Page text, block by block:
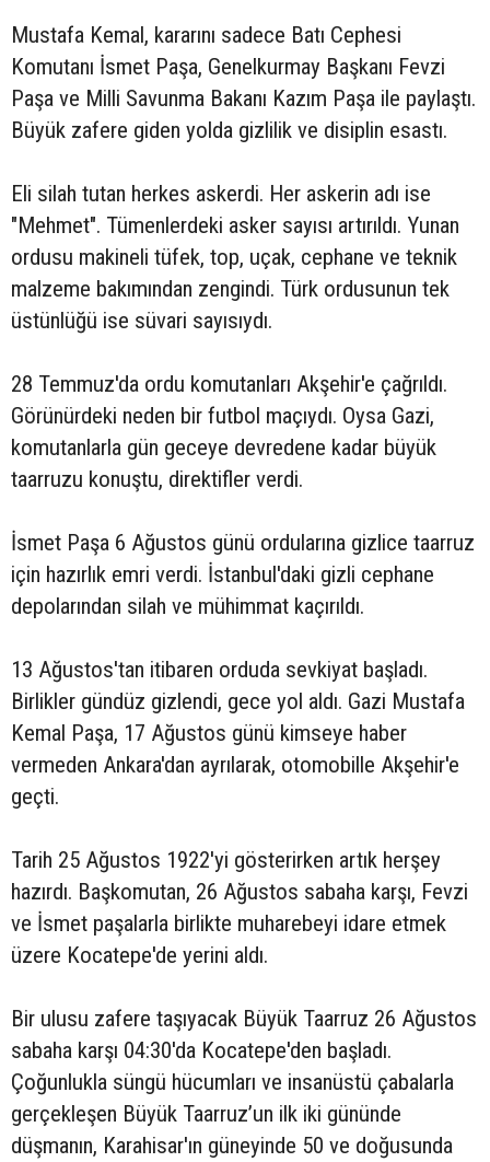
Mustafa Kemal, kararını sadece Batı Cephesi
Komutanı İsmet Paşa, Genelkurmay Başkanı Fevzi
Paşa ve Milli Savunma Bakanı Kazım Paşa ile paylaştı.
Büyük zafere giden yolda gizlilik ve disiplin esastı.
Eli silah tutan herkes askerdi. Her askerin adı ise
"Mehmet". Tümenlerdeki asker sayısı artırıldı. Yunan
ordusu makineli tüfek, top, uçak, cephane ve teknik
malzeme bakımından zengindi. Türk ordusunun tek
üstünlüğü ise süvari sayısıydı.
28 Temmuz'da ordu komutanları Akşehir'e çağrıldı.
Görünürdeki neden bir futbol maçıydı. Oysa Gazi,
komutanlarla gün geceye devredene kadar büyük
taarruzu konuştu, direktifler verdi.
İsmet Paşa 6 Ağustos günü ordularına gizlice taarruz
için hazırlık emri verdi. İstanbul'daki gizli cephane
depolarından silah ve mühimmat kaçırıldı.
13 Ağustos'tan itibaren orduda sevkiyat başladı.
Birlikler gündüz gizlendi, gece yol aldı. Gazi Mustafa
Kemal Paşa, 17 Ağustos günü kimseye haber
vermeden Ankara'dan ayrılarak, otomobille Akşehir'e
geçti.
Tarih 25 Ağustos 1922'yi gösterirken artık herşey
hazırdı. Başkomutan, 26 Ağustos sabaha karşı, Fevzi
ve İsmet paşalarla birlikte muharebeyi idare etmek
üzere Kocatepe'de yerini aldı.
Bir ulusu zafere taşıyacak Büyük Taarruz 26 Ağustos
sabaha karşı 04:30'da Kocatepe'den başladı.
Çoğunlukla süngü hücumları ve insanüstü çabalarla
gerçekleşen Büyük Taarruz’un ilk iki gününde
düşmanın, Karahisar'ın güneyinde 50 ve doğusunda